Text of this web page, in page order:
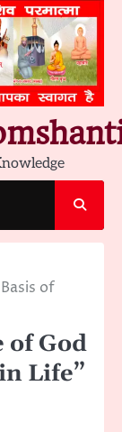
of
of God
Life”